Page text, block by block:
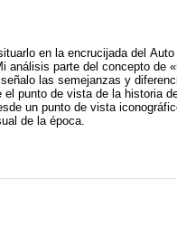
en la encrucijada del
análisis parte del concepto de
las semejanzas y
punto de vista de la historia
un punto de vista
de la época.